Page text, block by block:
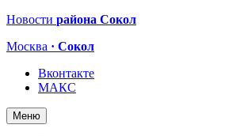
Новости района Сокол
Москва · Сокол
Вконтакте
МАКС
Меню